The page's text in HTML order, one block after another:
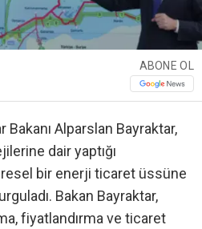
ABONE OL
Bakanı Alparslan Bayraktar,
dair yaptığı
bir enerji ticaret üssüne
Bakan Bayraktar,
fiyatlandırma ve ticaret